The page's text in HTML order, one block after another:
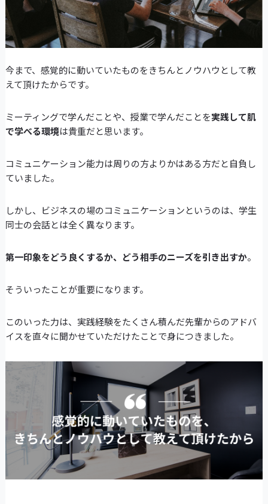
今まで、感覚的に動いていたものをきちんとノウハウとして教
えて頂けたからです。
ミーティングで学んだことや、授業で学んだことを実践して肌
で学べる環境は貴重だと思います。
コミュニケーション能力は周りの方よりかはある方だと自負し
ていました。
しかし、ビジネスの場のコミュニケーションというのは、学生
同士の会話とは全く異なります。
第一印象をどう良くするか、どう相手のニーズを引き出すか。
そういったことが重要になります。
このいった力は、実践経験をたくさん積んだ先輩からのアドバ
イスを直々に聞かせていただけたことで身につきました。